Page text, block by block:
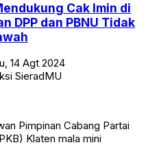
Cak Imin di
DPP dan PBNU Tidak
14 Agt 2024
SieradMU
Pimpinan Cabang Partai
Klaten mala mini